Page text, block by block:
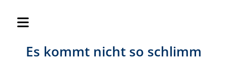
Es kommt nicht so schlimm